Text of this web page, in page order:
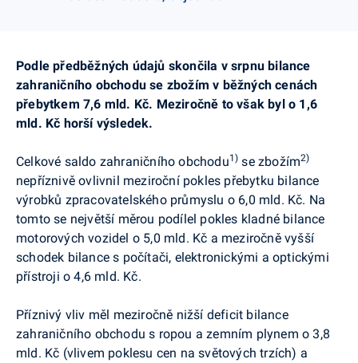
Podle předběžných údajů skončila v srpnu bilance
zahraničního obchodu se zbožím v běžných cenách
přebytkem 7,6 mld. Kč. Meziročně to však byl o 1,6
mld. Kč horší výsledek.
Celkové saldo zahraničního obchodu1) se zbožím2)
nepříznivě ovlivnil meziroční pokles přebytku bilance
výrobků zpracovatelského průmyslu o 6,0 mld. Kč. Na
tomto se největší měrou podílel pokles kladné bilance
motorových vozidel o 5,0 mld. Kč a meziročně vyšší
schodek bilance s počítači, elektronickými a optickými
přístroji o 4,6 mld. Kč.
Příznivý vliv měl meziročně nižší deficit bilance
zahraničního obchodu s ropou a zemním plynem o 3,8
mld. Kč (vlivem poklesu cen na světových trzích) a